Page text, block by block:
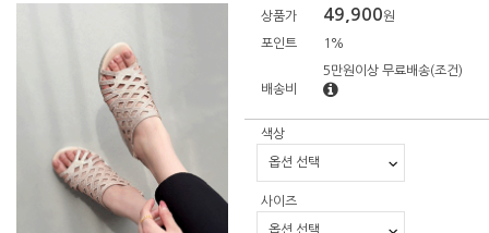
상품가 49,900원
포인트 1%
배송비
5만원이상 무료배송(조건)
색상
사이즈